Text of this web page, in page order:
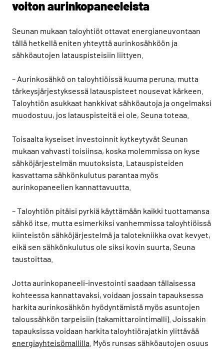
voiton aurinkopaneeleista
Seunan mukaan taloyhtiöt ottavat energianeuvontaan
tällä hetkellä eniten yhteyttä aurinkosähköön ja
sähköautojen latauspisteisiin liittyen.
– Aurinkosähkö on taloyhtiöissä kuuma peruna, mutta
tärkeysjärjestyksessä latauspisteet nousevat kärkeen.
Taloyhtiön asukkaat hankkivat sähköautoja ja ongelmaksi
muodostuu, jos latauspisteitä ei ole, Seuna toteaa.
Toisaalta kyseiset investoinnit kytkeytyvät Seunan
mukaan vahvasti toisiinsa, koska molemmissa on kyse
sähköjärjestelmän muutoksista. Latauspisteiden
kasvattama sähkönkulutus parantaa myös
aurinkopaneelien kannattavuutta.
– Taloyhtiön pitäisi pyrkiä käyttämään kaikki tuottamansa
sähkö itse, mutta esimerkiksi vanhemmissa taloyhtiöissä
kiinteistön sähköjärjestelmä ja talotekniikka ovat kevyet,
eikä sen sähkönkulutus ole siksi kovin suurta, Seuna
taustoittaa.
Jotta aurinkopaneeli-investointi saadaan tällaisessa
kohteessa kannattavaksi, voidaan jossain tapauksessa
harkita aurinkosähkön hyödyntämistä myös asuntojen
taloussähkön tarpeisiin (takamittarointimalli). Joissakin
tapauksissa voidaan harkita taloyhtiörajatkin ylittävää
energiayhteisömallilla . Myös runsas sähköautojen osuus